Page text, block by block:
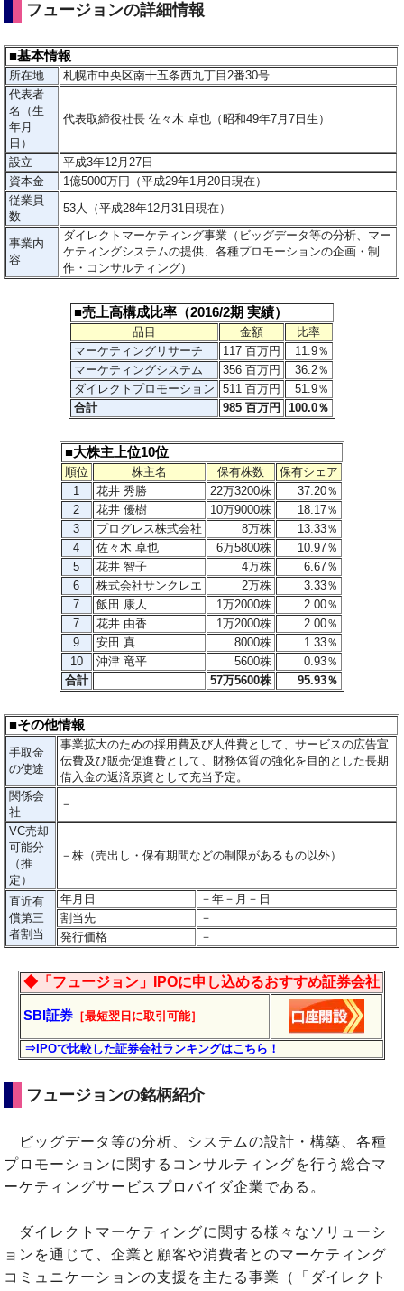
フュージョンの詳細情報
■基本情報
所在地
札幌市中央区南十五条西九丁目2番30号
代表者
名（生
年月
日）
代表取締役社長 佐々木 卓也（昭和49年7月7日生）
設立
平成3年12月27日
資本金
1億5000万円（平成29年1月20日現在）
従業員
数
53人（平成28年12月31日現在）
事業内
容
ダイレクトマーケティング事業（ビッグデータ等の分析、マー
ケティングシステムの提供、各種プロモーションの企画・制
作・コンサルティング）
■売上高構成比率（2016/2期 実績）
品目 金額
比率
マーケティングリサーチ
117 百万円
11.9％
マーケティングシステム
356 百万円
36.2％
ダイレクトプロモーション
511 百万円
51.9％
合計
985 百万円 100.0％
■大株主上位10位
順位 株主名 保有株数
保有シェア
1
花井 秀勝 22万3200株
37.20％
2
花井 優樹 10万9000株
18.17％
3
プログレス株式会社 8万株
13.33％
4
佐々木 卓也 6万5800株
10.97％
5
花井 智子 4万株 6.67％
6
株式会社サンクレエ 2万株
3.33％
7
飯田 康人 1万2000株
2.00％
7
花井 由香 1万2000株
2.00％
9
安田 真 8000株
1.33％
10
沖津 竜平 5600株
0.93％
合計
57万5600株 95.93％
■その他情報
手取金
の使途
事業拡大のための採用費及び人件費として、サービスの広告宣
伝費及び販売促進費として、財務体質の強化を目的とした長期
借入金の返済原資として充当予定。
関係会
社
－
VC売却
可能分
（推
定）
－株（売出し・保有期間などの制限があるもの以外）
直近有
償第三
者割当
年月日 －年 － 月 － 日
割当先
－
発行価格
－
◆「フュージョン」IPOに申し込めるおすすめ証券会社
SBI証券 ［最短翌日に取引可能］
⇒IPOで比較した証券会社ランキングはこちら！
フュージョンの銘柄紹介
ビッグデータ等の分析、システムの設計・構築、各種
プロモーションに関するコンサルティングを行う総合マ
ーケティングサービスプロバイダ企業である。
ダイレクトマーケティングに関する様々なソリューシ
ョンを通じて、企業と顧客や消費者とのマーケティング
コミュニケーションの支援を主たる事業（「ダイレクト